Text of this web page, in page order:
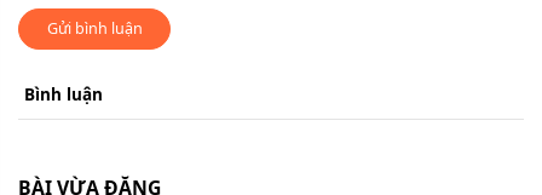
Gửi bình luận
Bình luận
BÀI VỪA ĐĂNG